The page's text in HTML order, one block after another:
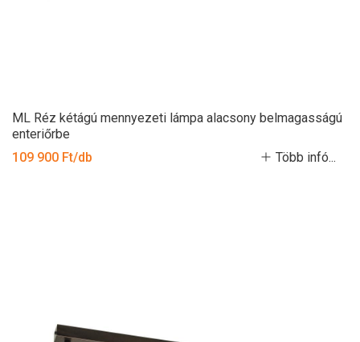
ML Réz kétágú mennyezeti lámpa alacsony belmagasságú
enteriőrbe
109 900 Ft/db
Több infó...